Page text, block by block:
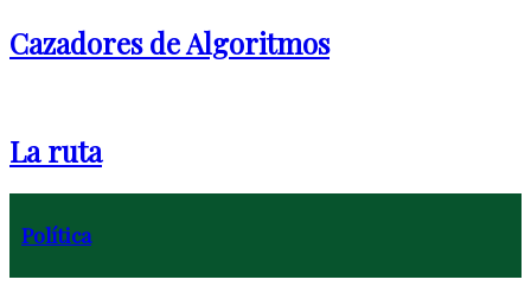
Cazadores de Algoritmos
La ruta
Política